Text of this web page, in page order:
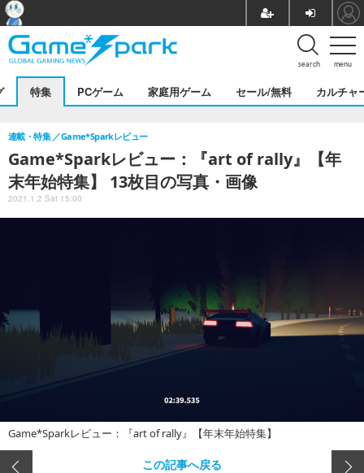
menu
search
特集 PCゲーム 家庭用ゲーム セール/無料 カルチャ
Game*Sparkレビュー：『art of rally』【年
末年始特集】 13枚目の写真・画像
連載・特集 Game*Sparkレビュー
2021.1.2 Sat 15:00
Game*Sparkレビュー：『art of rally』【年末年始特集】
この記事へ戻る